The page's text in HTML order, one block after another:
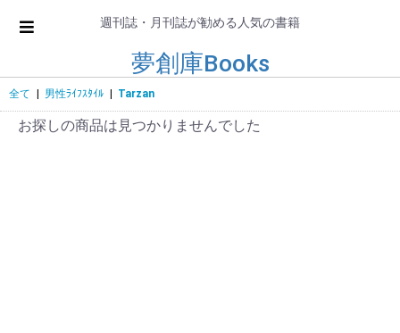
週刊誌・月刊誌が勧める人気の書籍
夢創庫Books
全て 男性ﾗｲﾌｽﾀｲﾙ Tarzan
お探しの商品は見つかりませんでした